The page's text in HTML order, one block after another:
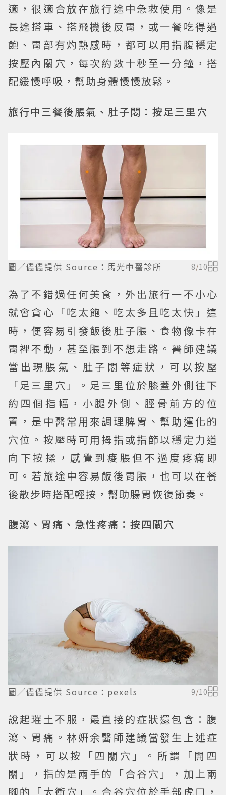
適，很適合放在旅行途中急救使用。像是
長途搭車、搭飛機後反胃，或一餐吃得過
飽、胃部有灼熱感時，都可以用指腹穩定
按壓內關穴，每次約數十秒至一分鐘，搭
配緩慢呼吸，幫助身體慢慢放鬆。
旅行中三餐後脹氣、肚子悶：按足三里穴
圖／儂儂提供 Source：馬光中醫診所 8/10
為了不錯過任何美食，外出旅行一不小心
就會貪心「吃太飽、吃太多且吃太快」這
時，便容易引發飯後肚子脹、食物像卡在
胃裡不動，甚至脹到不想走路。醫師建議
當出現脹氣、肚子悶等症狀，可以按壓
「足三里穴」。足三里位於膝蓋外側往下
約四個指幅，小腿外側、脛骨前方的位
置，是中醫常用來調理脾胃、幫助運化的
穴位。按壓時可用拇指或指節以穩定力道
向下按揉，感覺到痠脹但不過度疼痛即
可。若旅途中容易飯後胃脹，也可以在餐
後散步時搭配輕按，幫助腸胃恢復節奏。
腹瀉、胃痛、急性疼痛：按四關穴
圖／儂儂提供 Source：pexels 9/10
說起璀土不服，最直接的症狀還包含：腹
瀉、胃痛。林姸余醫師建議當發生上述症
狀時，可以按「四關穴」。所謂「開四
關」，指的是兩手的「合谷穴」，加上兩
腳的「太衝穴」。合谷穴位於手部虎口，